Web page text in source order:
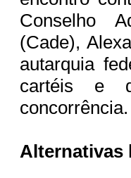
Conselho
(Cade),
autarquia
cartéis e
concorrência.
Alternativas